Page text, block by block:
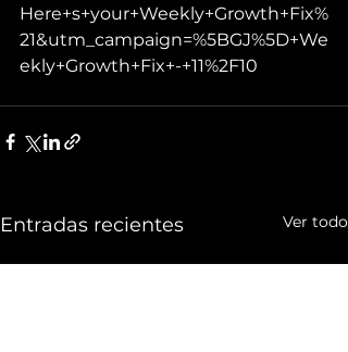
Here+s+your+Weekly+Growth+Fix%
21&utm_campaign=%5BGJ%5D+We
ekly+Growth+Fix+-+11%2F10
Entradas recientes Ver todo